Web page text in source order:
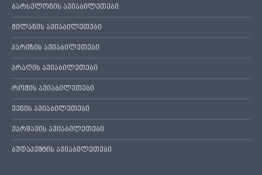
ბარსელონის ავიაბილეთები
მილანის ავიაბილეთები
პარიზის ავიაბილეთები
პრაღის ავიაბილეთები
რომის ავიაბილეთები
ვენის ავიაბილეთები
ვარშავის ავიაბილეთები
ბუდაპეშტის ავიაბილეთები